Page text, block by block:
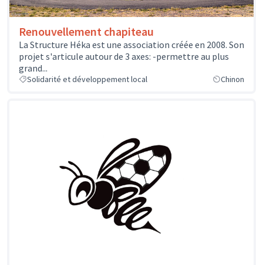
Renouvellement chapiteau
La Structure Héka est une association créée en 2008. Son
projet s'articule autour de 3 axes: -permettre au plus
grand...
Solidarité et développement local Chinon